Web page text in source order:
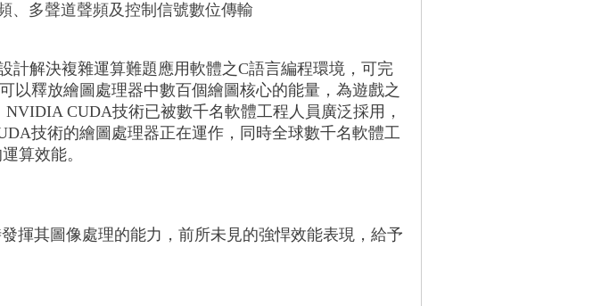
、多聲道聲頻及控制信號數位傳輸
解決複雜運算難題應用軟體之C語言編程環境，可完
釋放繪圖處理器中數百個繪圖核心的能量，為遊戲之
CUDA技術已被數千名軟體工程人員廣泛採用，
技術的繪圖處理器正在運作，同時全球數千名軟體工
算效能。
揮其圖像處理的能力，前所未見的強悍效能表現，給予